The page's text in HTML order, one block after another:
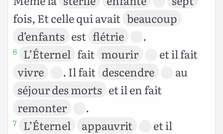
fois, Et celle qui avait beaucoup
d’enfants est flétrie .
6 L’Éternel fait mourir
et il fait
vivre
. Il fait descendre
au
séjour des morts et il en fait
remonter
.
7 L’Éternel appauvrit
et il